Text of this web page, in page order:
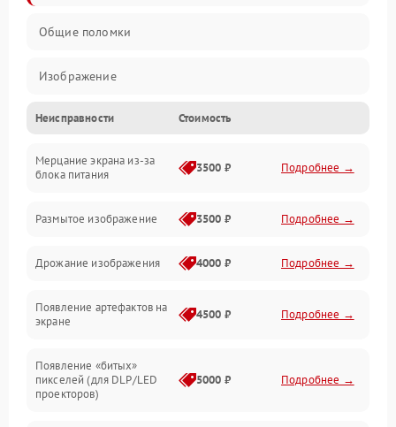
Общие поломки
Изображение
Лампа подсветки
Неисправность управления и интерфейсов
Неисправности Стоимость
Мерцание экрана из-за
блока питания
3500 ₽ Подробнее →
Размытое изображение 3500 ₽ Подробнее →
Дрожание изображения 4000 ₽ Подробнее →
Появление артефактов на
экране
4500 ₽ Подробнее →
Появление «битых»
пикселей (для DLP/LED
проекторов)
5000 ₽ Подробнее →